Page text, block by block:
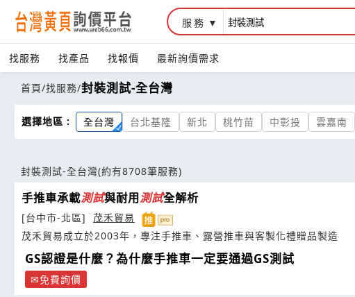
服務
找服務 找產品 找報價 最新詢價需求
首頁/找服務/封裝測試-全台灣
選擇地區 : 全台灣 台北基隆 新北 桃竹苗 中彰投 雲嘉南
封裝測試-全台灣(約有8708筆服務)
手推車承載測試與耐用測試全解析
[台中市-北區]
茂禾貿易
茂禾貿易成立於2003年，專注手推車、露營推車與客製化禮贈品製造
GS認證是什麼？為什麼手推車一定要通過GS測試
免費詢價